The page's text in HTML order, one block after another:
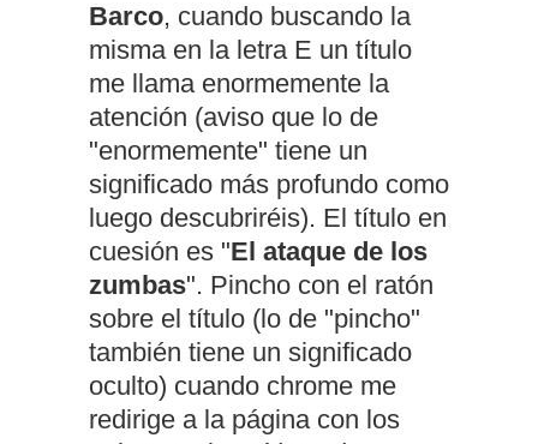
Barco, cuando buscando la
misma en la letra E un título
me llama enormemente la
atención (aviso que lo de
"enormemente" tiene un
significado más profundo como
luego descubriréis). El título en
cuesión es "El ataque de los
zumbas". Pincho con el ratón
sobre el título (lo de "pincho"
también tiene un significado
oculto) cuando chrome me
redirige a la página con los